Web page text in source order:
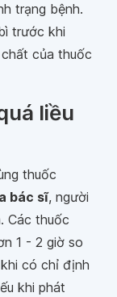
trạng bệnh.
trước khi
của thuốc
liều
thuốc
bác sĩ, người
Các thuốc
1 - 2 giờ so
có chỉ định
khi phát